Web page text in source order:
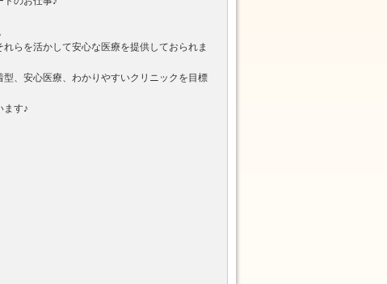
らを活かして安心な医療を提供しておられま
、安心医療、わかりやすいクリニックを目標
ます♪